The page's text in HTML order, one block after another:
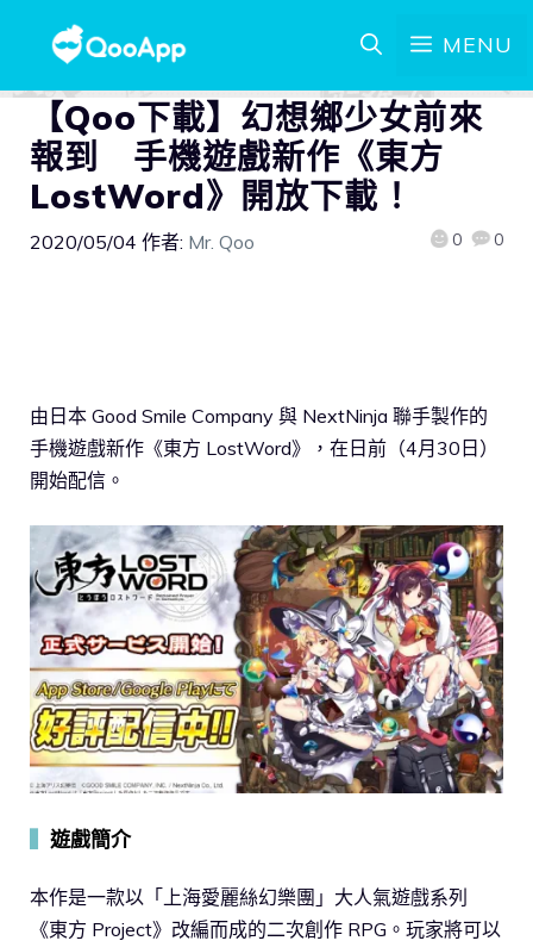
MENU
【Qoo下載】幻想鄉少女前來
報到 手機遊戲新作《東方
LostWord》開放下載！
2020/05/04 作者: Mr. Qoo 0 0
由日本 Good Smile Company 與 NextNinja 聯手製作的
手機遊戲新作《東方 LostWord》，在日前（4月30日）
開始配信。
遊戲簡介
本作是一款以「上海愛麗絲幻樂團」大人氣遊戲系列
《東方 Project》改編而成的二次創作 RPG。玩家將可以